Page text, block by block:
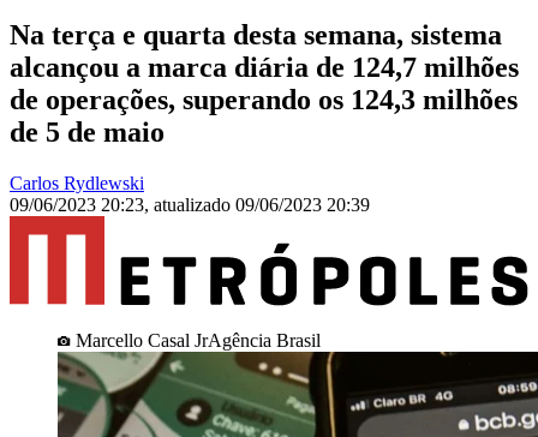
Na terça e quarta desta semana, sistema
alcançou a marca diária de 124,7 milhões
de operações, superando os 124,3 milhões
de 5 de maio
Carlos Rydlewski
09/06/2023 20:23, atualizado 09/06/2023 20:39
Marcello Casal JrAgência Brasil